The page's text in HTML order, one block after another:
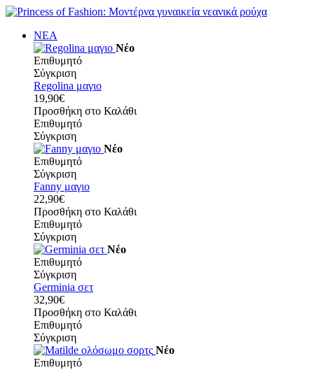
ΝΕΑ
Νέο
Επιθυμητό
Σύγκριση
Regolina μαγιο
19,90€
Προσθήκη στο Καλάθι
Επιθυμητό
Σύγκριση
Νέο
Επιθυμητό
Σύγκριση
Fanny μαγιο
22,90€
Προσθήκη στο Καλάθι
Επιθυμητό
Σύγκριση
Νέο
Επιθυμητό
Σύγκριση
Germinia σετ
32,90€
Προσθήκη στο Καλάθι
Επιθυμητό
Σύγκριση
Νέο
Επιθυμητό